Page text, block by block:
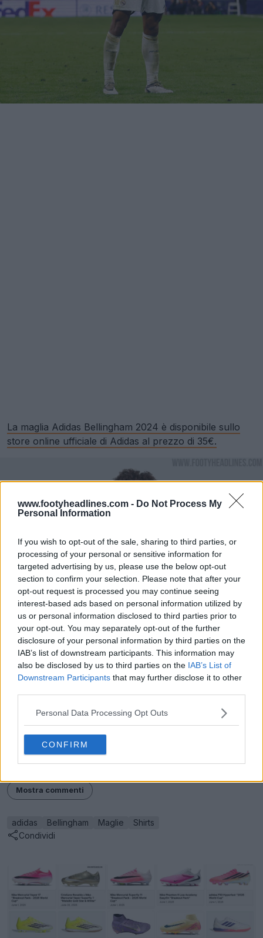
www.footyheadlines.com - Do Not Process My
Personal Information
If you wish to opt-out of the sale, sharing to third parties, or
processing of your personal or sensitive information for
targeted advertising by us, please use the below opt-out
section to confirm your selection. Please note that after your
opt-out request is processed you may continue seeing
interest-based ads based on personal information utilized by
us or personal information disclosed to third parties prior to
your opt-out. You may separately opt-out of the further
disclosure of your personal information by third parties on the
IAB’s list of downstream participants. This information may
also be disclosed by us to third parties on the IAB’s List of
Downstream Participants that may further disclose it to other
Personal Data Processing Opt Outs
CONFIRM
La maglia Adidas Bellingham 2024 è disponibile sullo
store online ufficiale di Adidas al prezzo di 35€.
Ti piace la speciale maglia Adidas Jude Bellingham
2024? Commenta qui sotto.
Mostra commenti
adidas Bellingham Maglie
Shirts
Condividi